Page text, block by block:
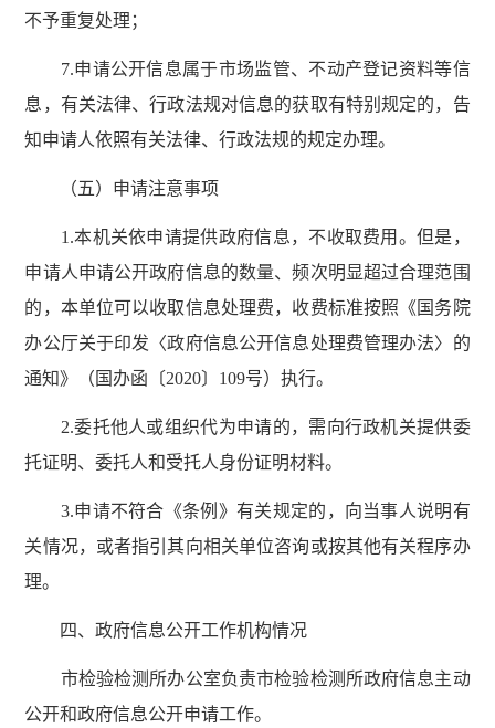
不予重复处理；
7.申请公开信息属于市场监管、不动产登记资料等信
息，有关法律、行政法规对信息的获取有特别规定的，告
知申请人依照有关法律、行政法规的规定办理。
（五）申请注意事项
1.本机关依申请提供政府信息，不收取费用。但是，
申请人申请公开政府信息的数量、频次明显超过合理范围
的，本单位可以收取信息处理费，收费标准按照《国务院
办公厅关于印发〈政府信息公开信息处理费管理办法〉的
通知》（国办函〔2020〕109号）执行。
2.委托他人或组织代为申请的，需向行政机关提供委
托证明、委托人和受托人身份证明材料。
3.申请不符合《条例》有关规定的，向当事人说明有
关情况，或者指引其向相关单位咨询或按其他有关程序办
理。
四、政府信息公开工作机构情况
市检验检测所办公室负责市检验检测所政府信息主动
公开和政府信息公开申请工作。